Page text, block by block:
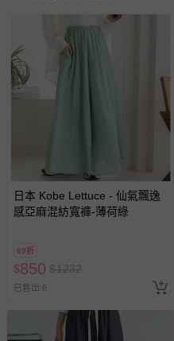
尺寸表單位皆為公分
起訖點等因素，與實際商
深淺色請分開洗滌，以避
劑；浸泡時間不宜過長
請勿使用漂白劑、螢光增
針織、刺繡、立體造型等
過分烘乾會導致衣物收縮
機
每件商品在拍攝時力求忠
平板會因為螢幕亮度及解
預購為海外同步代購，遇
事宜
退換貨須知
您所購買的商品享有7天
並非試用期，您所退回的
日本 Kobe Lettuce - 仙氣飄逸
感亞麻混紡寬褲-薄荷綠
69折
$850 $1232
已售出 6